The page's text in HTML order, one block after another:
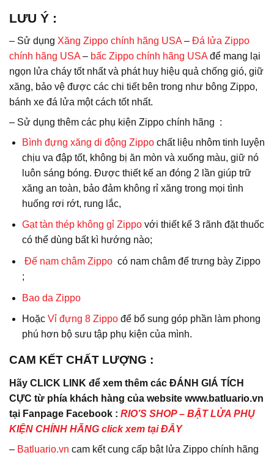
LƯU Ý :
– Sử dụng Xăng Zippo chính hãng USA – Đá lửa Zippo
chính hãng USA – bấc Zippo chính hãng USA để mang lại
ngọn lửa cháy tốt nhất và phát huy hiệu quả chống gió, giữ
xăng, bảo vệ được các chi tiết bên trong như bông Zippo,
bánh xe đá lửa một cách tốt nhất.
– Sử dụng thêm các phụ kiện Zippo chính hãng :
Bình đựng xăng di động Zippochất liệu nhôm tinh luyện
chịu va đập tốt, không bị ăn mòn và xuống màu, giữ nó
luôn sáng bóng. Được thiết kế an đóng 2 lần giúp trữ
xăng an toàn, bảo đảm không rỉ xăng trong mọi tình
huống rơi rớt, rung lắc,
Gạt tàn thép không gỉ Zippo với thiết kế 3 rãnh đặt thuốc
có thể dùng bất kì hướng nào;
Đế nam châm Zippocó nam châm để trưng bày Zippo
;
Bao da Zippo
Hoặc Vỉ đựng 8 Zippođể bổ sung góp phần làm phong
phú hơn bộ sưu tập phụ kiện của mình.
CAM KẾT CHẤT LƯỢNG :
Hãy CLICK LINK để xem thêm các ĐÁNH GIÁ TÍCH
CỰC từ phía khách hàng của website www.batluario.vn
tại Fanpage Facebook : RIO’S SHOP – BẬT LỬA PHỤ
KIỆN CHÍNH HÃNG click xem tại ĐÂY
– Batluario.vn cam kết cung cấp bật lửa Zippo chính hãng